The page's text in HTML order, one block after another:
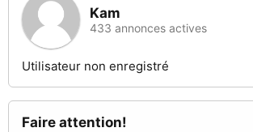
Kam
433 annonces actives
Utilisateur non enregistré
Faire attention!